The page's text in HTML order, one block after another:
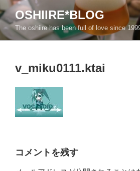
ン
テ
ン
OSHIIRE*BLOG
The oshiire has been full of love since
v_miku0111.ktai
コメントを残す